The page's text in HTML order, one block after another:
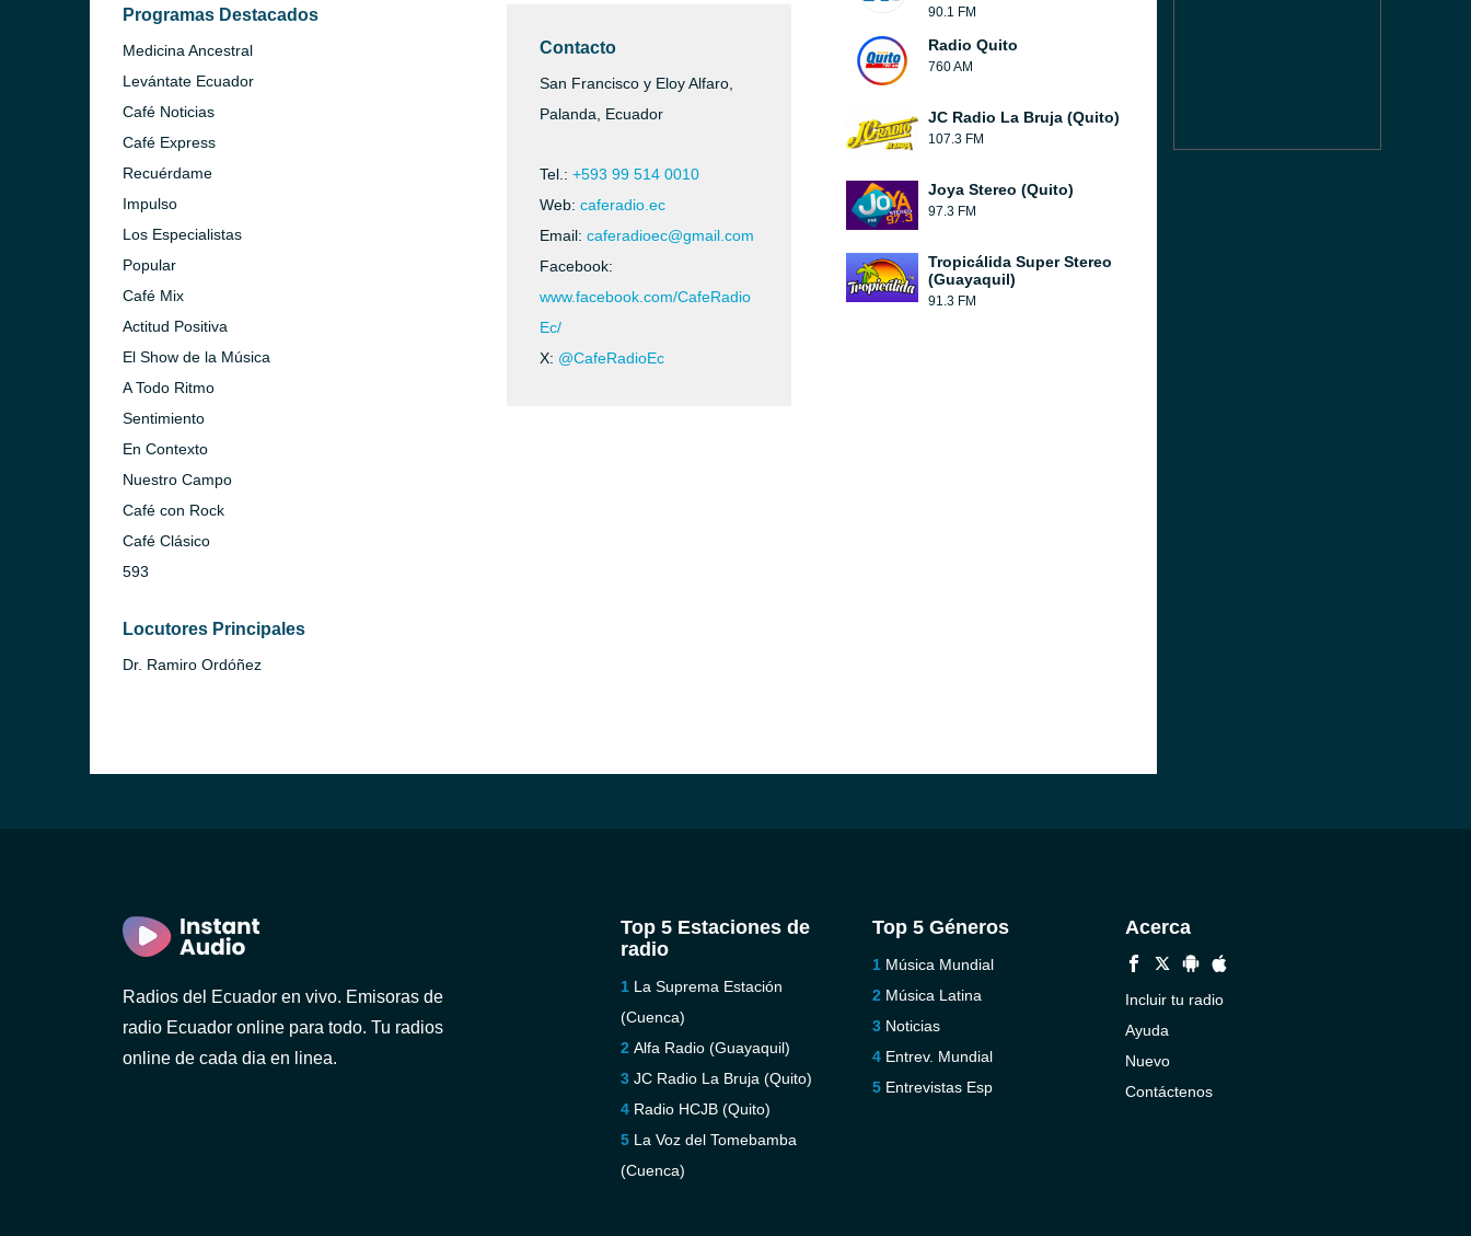
Programas Destacados
Medicina Ancestral
Levántate Ecuador
Café Noticias
Café Express
Recuérdame
Impulso
Los Especialistas
Popular
Café Mix
Actitud Positiva
El Show de la Música
A Todo Ritmo
Sentimiento
En Contexto
Nuestro Campo
Café con Rock
Café Clásico
593
Locutores Principales
Dr. Ramiro Ordóñez
Contacto
San Francisco y Eloy Alfaro,
Palanda, Ecuador
Tel.: +593 99 514 0010
Web: caferadio.ec
Email: caferadioec@gmail.com
Facebook:
www.facebook.com/CafeRadio
Ec/
X: @CafeRadioEc
90.1 FM
Radio Quito
760 AM
JC Radio La Bruja (Quito)
107.3 FM
Joya Stereo (Quito)
97.3 FM
Tropicálida Super Stereo
(Guayaquil)
91.3 FM
Radios del Ecuador en vivo. Emisoras de
radio Ecuador online para todo. Tu radios
online de cada dia en linea.
Top 5 Estaciones de
radio
La Suprema Estación
(Cuenca)
Alfa Radio (Guayaquil)
JC Radio La Bruja (Quito)
Radio HCJB (Quito)
La Voz del Tomebamba
(Cuenca)
Top 5 Géneros
Música Mundial
Música Latina
Noticias
Entrev. Mundial
Entrevistas Esp
Acerca
Incluir tu radio
Ayuda
Nuevo
Contáctenos